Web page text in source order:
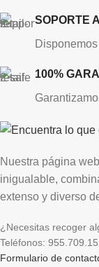
SOPORTE
100%
Nuestra página
inigualable,
extenso y diverso
¿Necesitas recoger
Teléfonos:
Formulario de